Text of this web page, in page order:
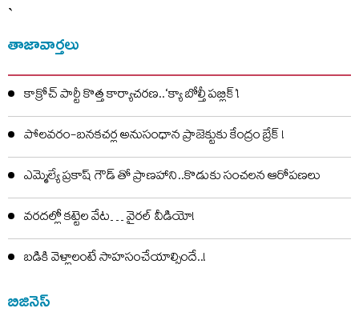
`
తాజావార్తలు
కాక్రోచ్ పార్టీ కొత్త కార్యాచరణ..‘క్యా బోల్తీ పబ్లిక్’!
పోలవరం-బనకచర్ల అనుసంధాన ప్రాజెక్టుకు కేంద్రం బ్రేక్ !
ఎమ్మెల్యే ప్రకాష్ గౌడ్ తో ప్రాణహాని..కొడుకు సంచలన ఆరోపణలు
వరదల్లో కట్టెల వేట… వైరల్ వీడియో!
బడికి వెళ్లాలంటే సాహసంచేయాల్సిందే..!
బిజినెస్